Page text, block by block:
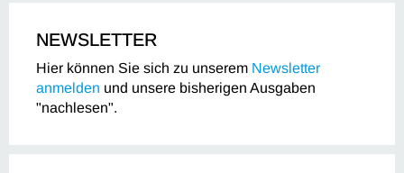
NEWSLETTER
Hier können Sie sich zu unserem Newsletter
anmelden und unsere bisherigen Ausgaben
"nachlesen".